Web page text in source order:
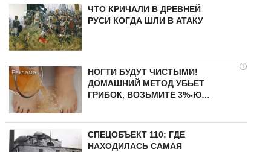
ЧТО КРИЧАЛИ В ДРЕВНЕЙ
РУСИ КОГДА ШЛИ В АТАКУ
i
НОГТИ БУДУТ ЧИСТЫМИ!
ДОМАШНИЙ МЕТОД УБЬЕТ
ГРИБОК, ВОЗЬМИТЕ 3%-Ю…
СПЕЦОБЪЕКТ 110: ГДЕ
НАХОДИЛАСЬ САМАЯ